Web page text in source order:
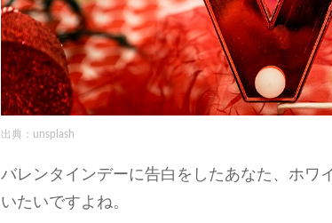
出典：unsplash
バレンタインデーに告白をしたあなた、ホワ
いたいですよね。